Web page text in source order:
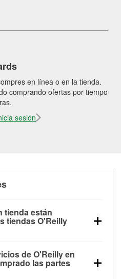
en línea o en la tienda.
comprando ofertas por tiempo
sesión
tienda están
tiendas O'Reilly
de alternador y
de la luz “Check Engine”
de O'Reilly en
las partes